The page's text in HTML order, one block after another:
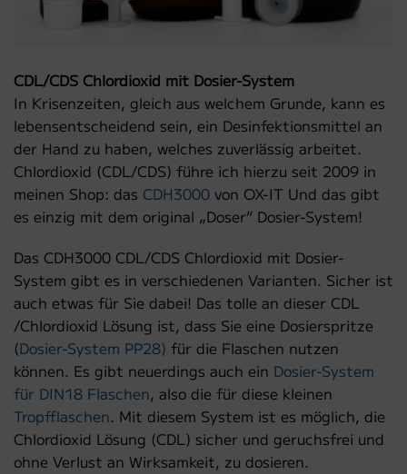
CDL/CDS Chlordioxid mit Dosier-System
In Krisenzeiten, gleich aus welchem Grunde, kann es
lebensentscheidend sein, ein Desinfektionsmittel an
der Hand zu haben, welches zuverlässig arbeitet.
Chlordioxid (CDL/CDS) führe ich hierzu seit 2009 in
meinen Shop: das CDH3000 von OX-IT Und das gibt
es einzig mit dem original „Doser“ Dosier-System!
Das CDH3000 CDL/CDS Chlordioxid mit Dosier-
System gibt es in verschiedenen Varianten. Sicher ist
auch etwas für Sie dabei! Das tolle an dieser CDL
/Chlordioxid Lösung ist, dass Sie eine Dosierspritze
(Dosier-System PP28) für die Flaschen nutzen
können. Es gibt neuerdings auch ein Dosier-System
für DIN18 Flaschen, also die für diese kleinen
Tropfflaschen. Mit diesem System ist es möglich, die
Chlordioxid Lösung (CDL) sicher und geruchsfrei und
ohne Verlust an Wirksamkeit, zu dosieren.